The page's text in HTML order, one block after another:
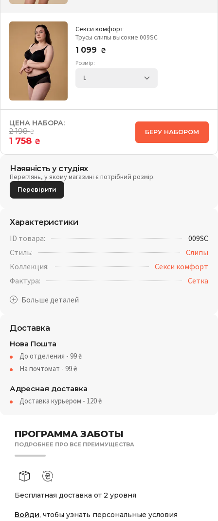
ПРОГРАММА ЗАБОТЫ
ПОДРОБНЕЕ ПРО ВСЕ ПРЕИМУЩЕСТВА
Бесплатная доставка от 2 уровня
Войди, чтобы узнать персональные условия
Секси комфорт
Трусы слипы высокие 009SC
1 099
₴
Розмір:
ЦЕНА НАБОРА:
2 198₴
1 758 ₴
БЕРУ НАБОРОМ
Наявність у студіях
Переглянь, у якому магазині є потрібний розмір.
Перевірити
Характеристики
ID товара:
009SC
Стиль:
Слипы
Коллекция:
Секси комфорт
Фактура:
Cетка
Доставка
Нова Пошта
До отделения - 99₴
На почтомат - 99₴
Адресная доставка
Доставка курьером - 120₴